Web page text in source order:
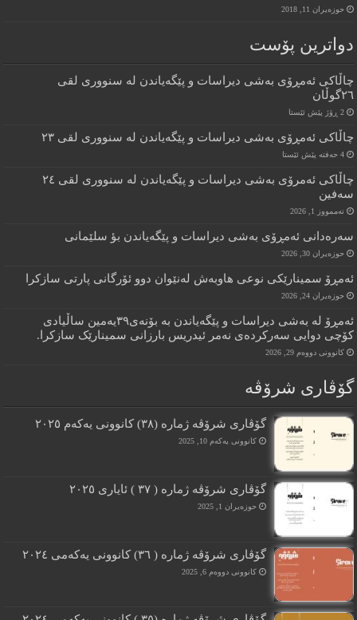
حوزه‌یران 11, 2018
دواترین پۆست
چاڵاکى ئەمڕۆى بەشى دیراسات و پێگەیاندن لە سنوورى لقى
٢٦گوڵان
2 ڕۆژ پێش ئێستا
چاڵاکى ئەمڕۆى بەشى دیراسات و پێگەیاندن لە سنوورى لقى ٢٣
4 حەفتە پێش ئێستا
چاڵاکى ئەمرۆى بەشى دیراسات و پێگەیاندن لە سنوورى لقى ٢٤
سەفین
تەممووز 1, 2026
سەرەدانى ئەمڕۆى بەشى دیراسات و پێگەیاندن بؤ سلێمانى
حوزه‌یران 30, 2026
ئەمڕۆ سمینارێکى نوعى هاوبەش لەنێوان دوو ئۆرگانى پارتى سازکرا
حوزه‌یران 24, 2026
ئەمڕۆ لە بەشى دیراسات و پێگەیاندن بە بۆنەى٣٩یەمین ساڵیادى
کۆچى دوایی سەرکردەى نەمر ئیدریس بارزانى سمینارێک سازکرا.
کانوونی دووەم 29, 2026
گۆڤاری شرۆڤه
گۆڤارى شرۆڤە ژمارە (٣٨) کانوونى یەکەم ٢٠٢٥
کانوونی یەکەم 10, 2025
گۆڤارى شرۆڤە ژمارە ( ٣٧ ) ئایارى ٢٠٢٥
حوزه‌یران 1, 2025
گۆڤارى شرۆڤە ژمارە ( ٣٦) کانوونى یەکەمى ٢٠٢٤
کانوونی دووەم 6, 2025